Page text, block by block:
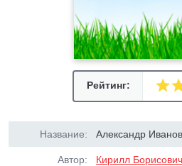
Рейтинг:
Название: Александр
Автор: Кирилл Борисович